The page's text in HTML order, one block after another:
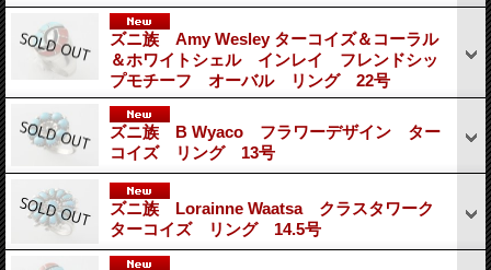
ズニ族 Amy Wesley ターコイズ＆コーラル
＆ホワイトシェル インレイ フレンドシッ
プモチーフ オーバル リング 22号
ズニ族 B Wyaco フラワーデザイン ター
コイズ リング 13号
ズニ族 Lorainne Waatsa クラスタワーク
ターコイズ リング 14.5号